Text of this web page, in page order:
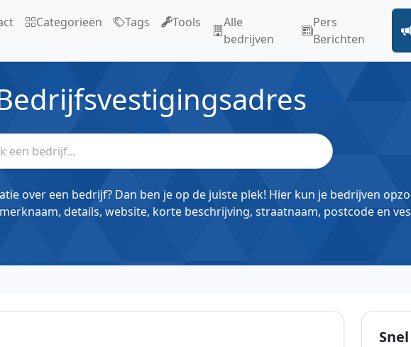
Categorieën Tags Tools
Alle
bedrijven
Pers
Berichten
over een bedrijf? Dan ben je op de juiste plek! Hier kun je bedrijven
details, website, korte beschrijving, straatnaam, postcode en